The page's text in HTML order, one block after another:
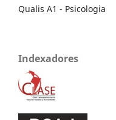
Qualis A1 - Psicologia
Indexadores